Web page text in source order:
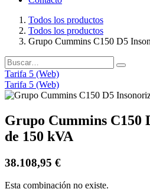
Todos los productos
Todos los productos
Grupo Cummins C150 D5
Tarifa 5 (Web)
Tarifa 5 (Web)
Grupo Cummins C150
de 150 kVA
38.108,95 €
Esta combinación no existe.